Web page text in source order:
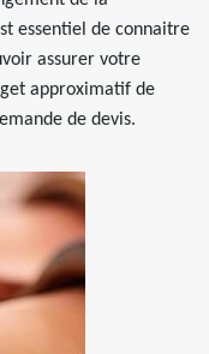
essentiel de connaitre
assurer votre
approximatif de
de devis.